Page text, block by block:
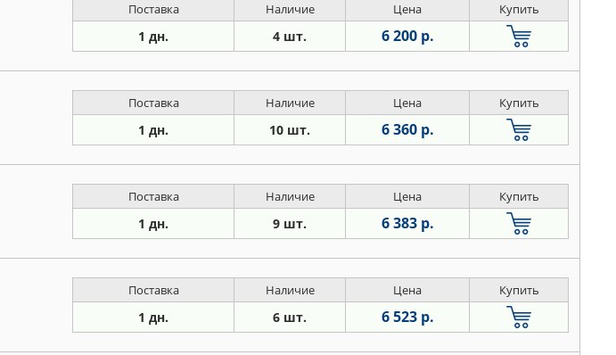
Поставка Наличие Цена Купить
1 дн. 4 шт. 6 200 р.
Поставка Наличие Цена Купить
1 дн. 10 шт. 6 360 р.
Поставка Наличие Цена Купить
1 дн. 9 шт. 6 383 р.
Поставка Наличие Цена Купить
1 дн. 6 шт. 6 523 р.